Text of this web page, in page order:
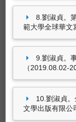
活動。
劉淑貞
亞海外
心，
劉淑貞
22nd
World:
哥，
8.劉淑貞。
範大學全球華文
9.劉淑貞。
（2019.08.02-
10.劉淑貞
文學出版有限公